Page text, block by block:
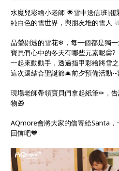
水魔兒彩繪小老師 🌟雪中送信班開
純白色的雪世界，與朋友堆的雪人
晶瑩剔透的雪花❄，每一個都是獨一
寶貝們心中的冬天有哪些元素呢🤗?
一起來動動手，透過指甲彩繪將雪
這次還結合聖誕節🎄前夕預備活動
現場老師帶領寶貝們拿起紙筆✏，
物🎁
AQmore會將大家的信寄給Santa
回信吧💙